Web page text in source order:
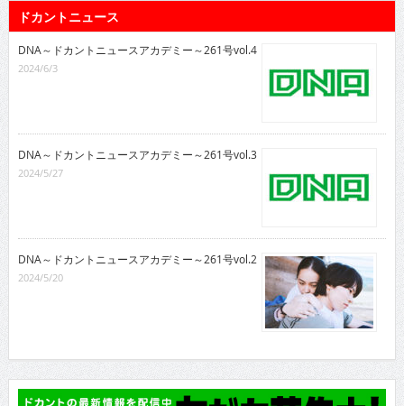
ドカントニュース
DNA～ドカントニュースアカデミー～261号vol.4
2024/6/3
DNA～ドカントニュースアカデミー～261号vol.3
2024/5/27
DNA～ドカントニュースアカデミー～261号vol.2
2024/5/20